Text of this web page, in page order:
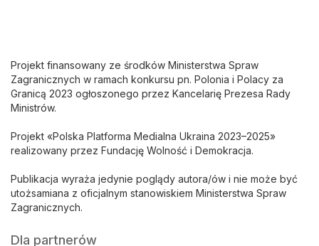
Projekt finansowany ze środków Ministerstwa Spraw
Zagranicznych w ramach konkursu pn. Polonia i Polacy za
Granicą 2023 ogłoszonego przez Kancelarię Prezesa Rady
Ministrów.
Projekt «Polska Platforma Medialna Ukraina 2023–2025»
realizowany przez Fundację Wolność i Demokracja.
Publikacja wyraża jedynie poglądy autora/ów i nie może być
utożsamiana z oficjalnym stanowiskiem Ministerstwa Spraw
Zagranicznych.
Dla partnerów